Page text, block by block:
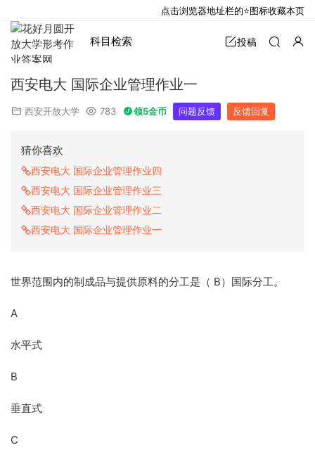
科目检索 投稿
西安电大 国际企业管理作业一
西安开放大学 783 领5金币 问题反馈 反馈回复
猜你喜欢
西安电大 国际企业管理作业四
西安电大 国际企业管理作业三
西安电大 国际企业管理作业二
西安电大 国际企业管理作业一
世界范围内的制成品与提供原料的分工是（ B）国际分工。
A
水平式
B
垂直式
C
点击浏览器地址栏的⭐图标收藏本页